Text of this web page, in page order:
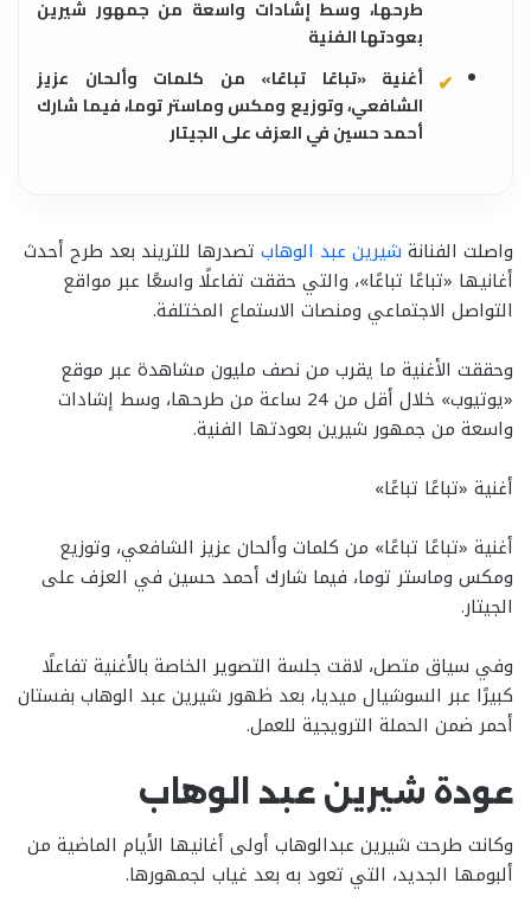
طرحها، وسط إشادات واسعة من جمهور شيرين
بعودتها الفنية
أغنية «تباعًا تباعًا» من كلمات وألحان عزيز
الشافعي، وتوزيع ومكس وماستر توما، فيما شارك
أحمد حسين في العزف على الجيتار
واصلت الفنانة شيرين عبد الوهاب تصدرها للتريند بعد طرح أحدث
أغانيها «تباعًا تباعًا»، والتي حققت تفاعلًا واسعًا عبر مواقع
التواصل الاجتماعي ومنصات الاستماع المختلفة.
وحققت الأغنية ما يقرب من نصف مليون مشاهدة عبر موقع
«يوتيوب» خلال أقل من 24 ساعة من طرحها، وسط إشادات
واسعة من جمهور شيرين بعودتها الفنية.
أغنية «تباعًا تباعًا»
أغنية «تباعًا تباعًا» من كلمات وألحان عزيز الشافعي، وتوزيع
ومكس وماستر توما، فيما شارك أحمد حسين في العزف على
الجيتار.
وفي سياق متصل، لاقت جلسة التصوير الخاصة بالأغنية تفاعلًا
كبيرًا عبر السوشيال ميديا، بعد ظهور شيرين عبد الوهاب بفستان
أحمر ضمن الحملة الترويجية للعمل.
عودة شيرين عبد الوهاب
وكانت طرحت شيرين عبدالوهاب أولى أغانيها الأيام الماضية من
ألبومها الجديد، التي تعود به بعد غياب لجمهورها.